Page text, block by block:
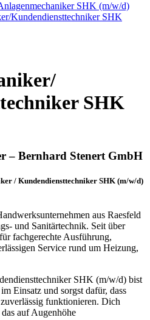
SHK (m/w/d)
Kundendiensttechniker SHK
SHK
– Bernhard Stenert GmbH
/ Kundendienst­techniker SHK (m/w/d)
aus Raesfeld
und Sanitärtechnik. Seit über
fachgerechte Ausführung,
Service rund um Heizung,
SHK (m/w/d) bist
Einsatz und sorgst dafür, dass
funktionieren. Dich
auf Augenhöhe